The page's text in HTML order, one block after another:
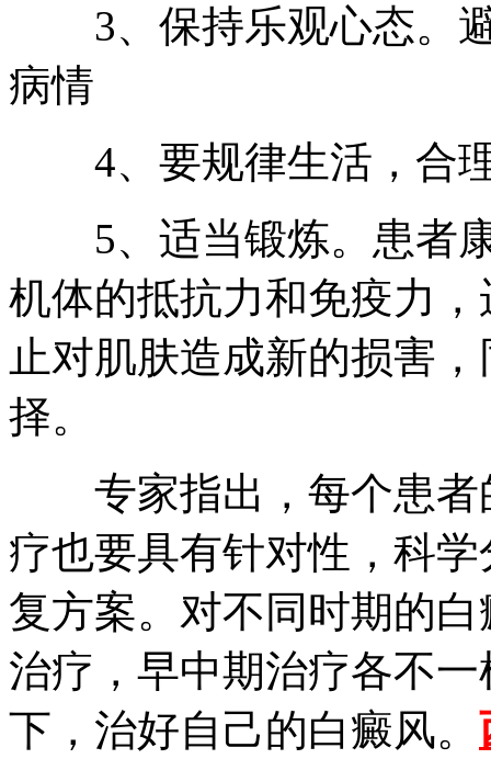
3、保持乐观心态。避
病情
4、要规律生活，合
5、适当锻炼。患者康
机体的抵抗力和免疫力
止对肌肤造成新的损害
择。
专家指出，每个患者
疗也要具有针对性，科
复方案。对不同时期的
治疗，早中期治疗各不
下，治好自己的白癜风。